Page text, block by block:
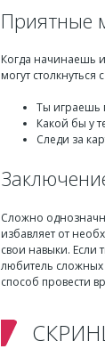
Приятные
Когда начинаешь
могут
Ты играешь
Какой бы у
Следи за
Сложно
избавляет от
свои навыки. Если
любитель сложных
способ провести